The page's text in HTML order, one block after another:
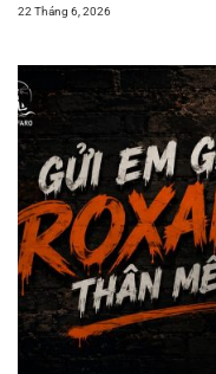
22 Tháng 6, 2026